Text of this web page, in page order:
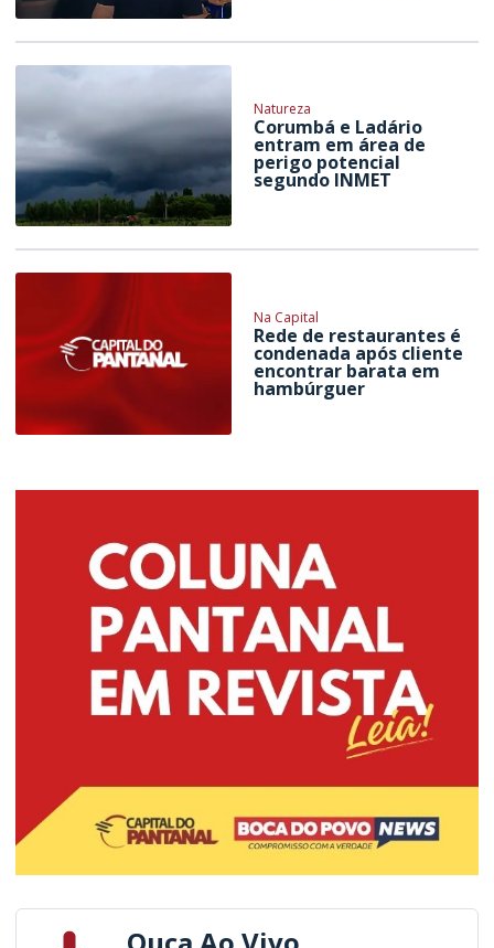
Natureza
Corumbá e Ladário
entram em área de
perigo potencial
segundo INMET
Na Capital
Rede de restaurantes é
condenada após cliente
encontrar barata em
hambúrguer